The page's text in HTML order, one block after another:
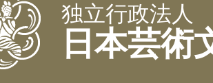
独立行政法人
日本芸術